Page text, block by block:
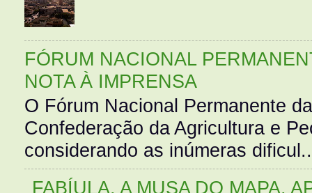
FÓRUM NACIONAL
NOTA À IMPRENSA
O Fórum Nacional Permanente
Confederação da Agricultura e
considerando as inúmeras
FABÍULA, A MUSA DO MAPA,